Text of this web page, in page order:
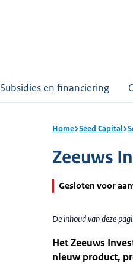
Subsidies en financiering
Home Seed Capital
Zeeuws
Gesloten voor
De inhoud van deze
Het Zeeuws
nieuw product,